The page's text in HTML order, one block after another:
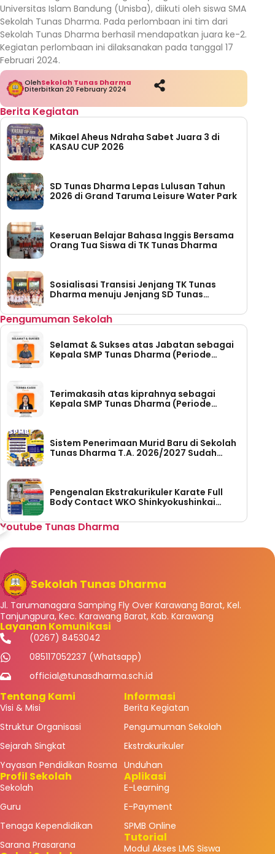
Universitas Islam Bandung (Unisba), diikuti oleh siswa SMA
Sekolah Tunas Dharma. Pada perlombaan ini tim dari
Sekolah Tunas Dharma berhasil mendapatkan juara ke-2.
Kegiatan perlombaan ini dilaksanakan pada tanggal 17
Februari 2024.
OlehSekolah Tunas Dharma
Diterbitkan 20 February 2024
Berita Kegiatan
Mikael Aheus Ndraha Sabet Juara 3 di
KASAU CUP 2026
SD Tunas Dharma Lepas Lulusan Tahun
2026 di Grand Taruma Leisure Water Park
Keseruan Belajar Bahasa Inggis Bersama
Orang Tua Siswa di TK Tunas Dharma
Sosialisasi Transisi Jenjang TK Tunas
Dharma menuju Jenjang SD Tunas
Pengumuman Sekolah
Selamat & Sukses atas Jabatan sebagai
Kepala SMP Tunas Dharma (Periode
Terimakasih atas kiprahnya sebagai
Kepala SMP Tunas Dharma (Periode
Sistem Penerimaan Murid Baru di Sekolah
Tunas Dharma T.A. 2026/2027 Sudah
Pengenalan Ekstrakurikuler Karate Full
Body Contact WKO Shinkyokushinkai
Youtube Tunas Dharma
Sekolah Tunas Dharma
Jl. Tarumanagara Samping Fly Over Karawang Barat, Kel.
Tanjungpura, Kec. Karawang Barat, Kab. Karawang
Layanan Komunikasi
(0267) 8453042
085117052237 (Whatsapp)
official@tunasdharma.sch.id
Tentang Kami
Visi & Misi
Struktur Organisasi
Sejarah Singkat
Yayasan Pendidikan Rosma
Profil Sekolah
Sekolah
Guru
Tenaga Kependidikan
Sarana Prasarana
Informasi
Berita Kegiatan
Pengumuman Sekolah
Ekstrakurikuler
Unduhan
Aplikasi
E-Learning
E-Payment
SPMB Online
Tutorial
Modul Akses LMS Siswa